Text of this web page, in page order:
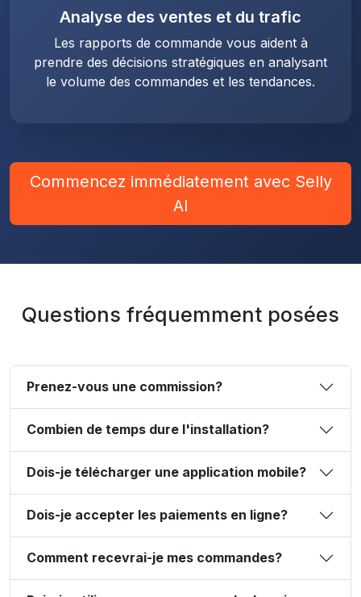
Analyse des ventes et du trafic
Les rapports de commande vous aident à
prendre des décisions stratégiques en analysant
le volume des commandes et les tendances.
Commencez immédiatement avec Selly
AI
Questions fréquemment posées
Prenez-vous une commission?
Combien de temps dure l'installation?
Dois-je télécharger une application mobile?
Dois-je accepter les paiements en ligne?
Comment recevrai-je mes commandes?